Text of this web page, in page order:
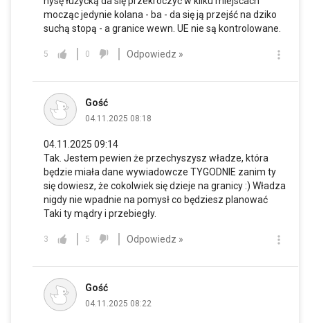
mocząc jedynie kolana - ba - da się ją przejść na dziko
suchą stopą - a granice wewn. UE nie są kontrolowane.
5 0 Odpowiedz »
Gość
04.11.2025 08:18
04.11.2025 09:14
Tak. Jestem pewien że przechyszysz władze, która
będzie miała dane wywiadowcze TYGODNIE zanim ty
się dowiesz, że cokolwiek się dzieje na granicy :) Władza
nigdy nie wpadnie na pomysł co będziesz planować
Taki ty mądry i przebiegły.
3 5 Odpowiedz »
Gość
04.11.2025 08:22